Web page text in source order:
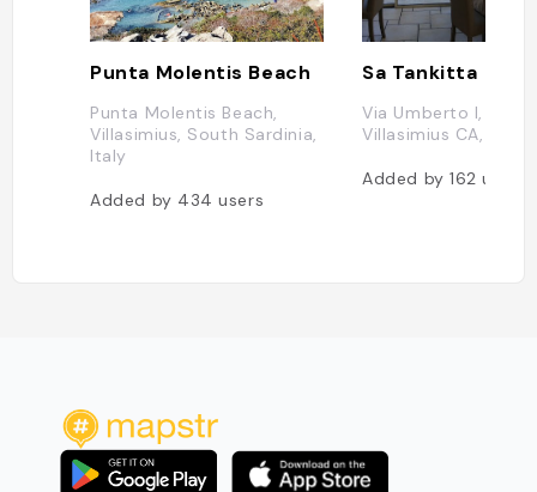
Punta Molentis Beach
Punta Molentis Beach,
Villasimius, South Sardinia,
Italy
Added by 434users
Sa Tankitta
Via Umberto I,
Villasimius CA, Italie
Added by162users